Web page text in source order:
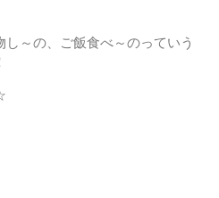
～の、ご飯食べ～のっていう